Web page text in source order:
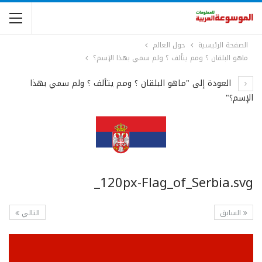
الصفحة الرئيسية
حول العالم
ماهو البلقان ؟ ومم يتألف ؟ ولم سمي بهذا الإسم؟
العودة إلى "ماهو البلقان ؟ ومم يتألف ؟ ولم سمي بهذا
الإسم؟"
120px-Flag_of_Serbia.svg_
التالي السابق